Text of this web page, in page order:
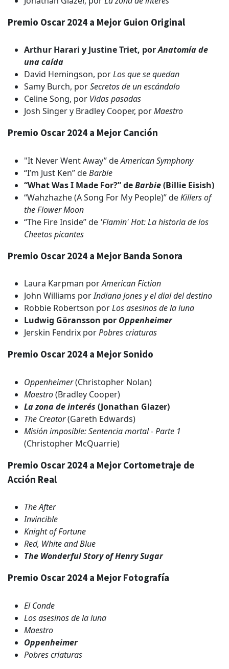
Premio Oscar 2024 a Mejor Guion Original
Arthur Harari y Justine Triet, porAnatomía de
una caída
David Hemingson, porLos que se quedan
Samy Burch, porSecretos de un escándalo
Celine Song, por Vidas pasadas
Josh Singer y Bradley Cooper, porMaestro
Premio Oscar 2024 a Mejor Canción
"It Never Went Away” deAmerican Symphony
“I’m Just Ken” deBarbie
“What Was I Made For?” deBarbie(Billie Eisish)
“Wahzhazhe (A Song For My People)” deKillers of
the Flower Moon
“The Fire Inside” de 'Flamin' Hot: La historia de los
Cheetos picantes
Premio Oscar 2024 a Mejor Banda Sonora
Laura Karpman porAmerican Fiction
John Williams porIndiana Jones y el dial del destino
Robbie Robertson porLos asesinos de la luna
Ludwig Göransson por Oppenheimer
Jerskin Fendrix porPobres criaturas
Premio Oscar 2024 a Mejor Sonido
Oppenheimer(Christopher Nolan)
Maestro(Bradley Cooper)
La zona de interés (Jonathan Glazer)
The Creator(Gareth Edwards)
Misión imposible: Sentencia mortal - Parte 1
(Christopher McQuarrie)
Premio Oscar 2024 a Mejor Cortometraje de
Acción Real
The After
Invincible
Knight of Fortune
Red, White and Blue
The Wonderful Story of Henry Sugar
Premio Oscar 2024 a Mejor Fotografía
El Conde
Los asesinos de la luna
Maestro
Oppenheimer
Pobres criaturas